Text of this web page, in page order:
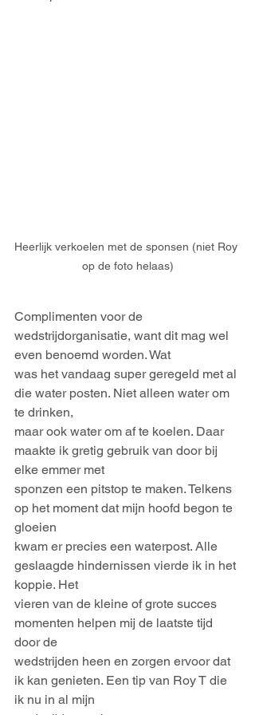
Heerlijk verkoelen met de sponsen (niet Roy
op de foto helaas)
Complimenten voor de
wedstrijdorganisatie, want dit mag wel
even benoemd worden. Wat
was het vandaag super geregeld met al
die water posten. Niet alleen water om
te drinken,
maar ook water om af te koelen. Daar
maakte ik gretig gebruik van door bij
elke emmer met
sponzen een pitstop te maken. Telkens
op het moment dat mijn hoofd begon te
gloeien
kwam er precies een waterpost. Alle
geslaagde hindernissen vierde ik in het
koppie. Het
vieren van de kleine of grote succes
momenten helpen mij de laatste tijd
door de
wedstrijden heen en zorgen ervoor dat
ik kan genieten. Een tip van Roy T die
ik nu in al mijn